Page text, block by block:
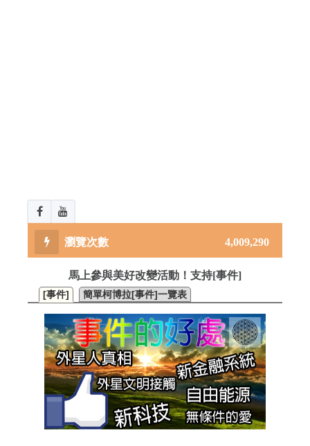
4,009,290
馬上參與美好改變活動！支持[事件]
[事件] 簡單柯博拉[事件]一覽表